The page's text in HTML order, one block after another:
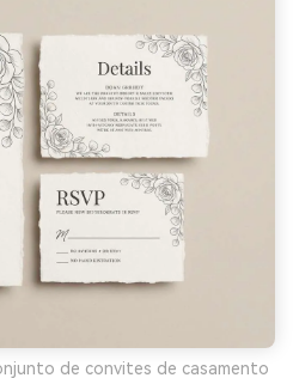
de convites de casamento